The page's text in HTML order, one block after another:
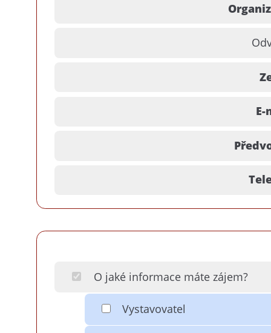
E-
O jaké informace máte zájem?
Vystavovatel